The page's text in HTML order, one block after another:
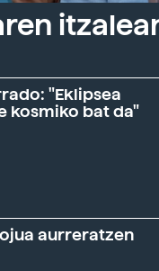
"Eklipsea
kosmiko bat da"
aurreratzen